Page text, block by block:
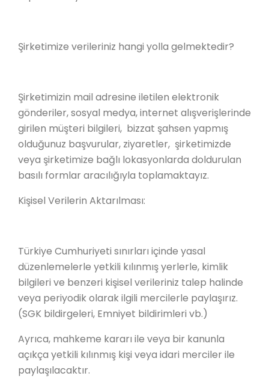
Şirketimize verileriniz hangi yolla gelmektedir?
Şirketimizin mail adresine iletilen elektronik
gönderiler, sosyal medya, internet alışverişlerinde
girilen müşteri bilgileri, bizzat şahsen yapmış
olduğunuz başvurular, ziyaretler, şirketimizde
veya şirketimize bağlı lokasyonlarda doldurulan
basılı formlar aracılığıyla toplamaktayız.
Kişisel Verilerin Aktarılması:
Türkiye Cumhuriyeti sınırları içinde yasal
düzenlemelerle yetkili kılınmış yerlerle, kimlik
bilgileri ve benzeri kişisel verileriniz talep halinde
veya periyodik olarak ilgili mercilerle paylaşırız.
(SGK bildirgeleri, Emniyet bildirimleri vb.)
Ayrıca, mahkeme kararı ile veya bir kanunla
açıkça yetkili kılınmış kişi veya idari merciler ile
paylaşılacaktır.